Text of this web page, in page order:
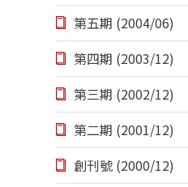
第五期 (2004/06)
第四期 (2003/12)
第三期 (2002/12)
第二期 (2001/12)
創刊號 (2000/12)